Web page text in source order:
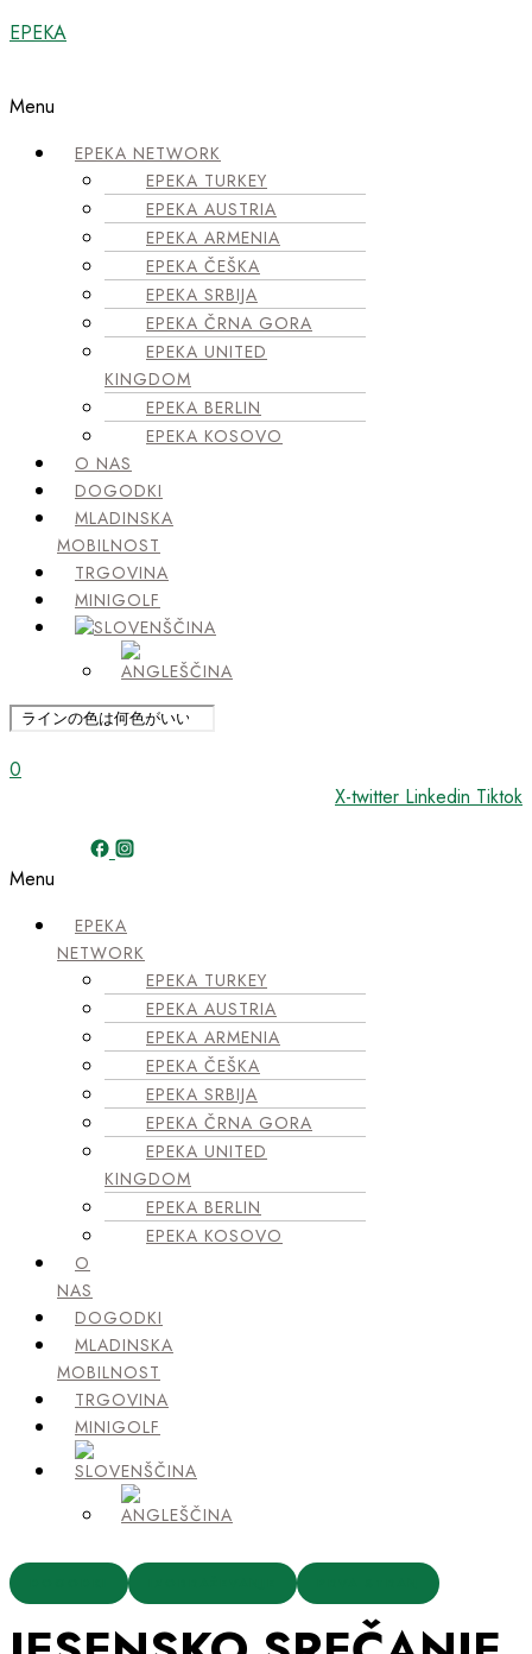
EPEKA
Menu
EPEKA NETWORK
EPEKA TURKEY
EPEKA AUSTRIA
EPEKA ARMENIA
EPEKA ČEŠKA
EPEKA SRBIJA
EPEKA ČRNA GORA
EPEKA UNITED
KINGDOM
EPEKA BERLIN
EPEKA KOSOVO
O NAS
DOGODKI
MLADINSKA
MOBILNOST
TRGOVINA
MINIGOLF
0
X-twitter Linkedin Tiktok
Menu
EPEKA
NETWORK
EPEKA TURKEY
EPEKA AUSTRIA
EPEKA ARMENIA
EPEKA ČEŠKA
EPEKA SRBIJA
EPEKA ČRNA GORA
EPEKA UNITED
KINGDOM
EPEKA BERLIN
EPEKA KOSOVO
O
NAS
DOGODKI
MLADINSKA
MOBILNOST
TRGOVINA
MINIGOLF